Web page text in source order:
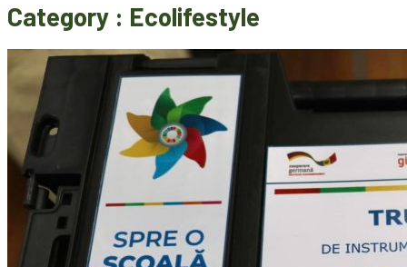
Category : Ecolifestyle